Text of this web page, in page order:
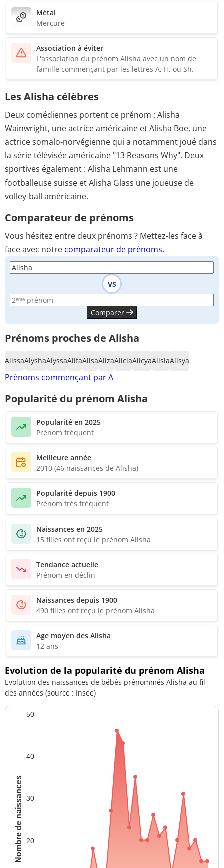
Métal
Mercure
Association à éviter
L'association du prénom Alisha avec un nom de
famille commençant par les lettres A, H, ou Sh.
Les Alisha célèbres
Deux comédiennes portent ce prénom : Alisha
Wainwright, une actrice américaine et Alisha Boe, une
actrice somalo-norvégienne qui a notamment joué dans
la série télévisée américaine "13 Reasons Why". Deux
sportives également : Alisha Lehmann est une
footballeuse suisse et Alisha Glass une joueuse de
volley-ball américaine.
Comparateur de prénoms
Vous hésitez entre deux prénoms ? Mettez-les face à
face avec notre comparateur de prénoms.
VS
Comparer
Prénoms proches de Alisha
AlissaAlyshaAlyssaAlifaAlisaAlizaAliciaAlicyaAlisiaAlisya
Prénoms commençant par A
Popularité du prénom Alisha
Popularité en 2025
Prénom fréquent
Meilleure année
2010 (46 naissances de Alisha)
Popularité depuis 1900
Prénom très fréquent
Naissances en 2025
15 filles ont reçu le prénom Alisha
Tendance actuelle
Prénom en déclin
Naissances depuis 1900
490 filles ont reçu le prénom Alisha
Age moyen des Alisha
12 ans
Evolution de la popularité du prénom Alisha
Evolution des naissances de bébés prénommés Alisha au fil
des années (source : Insee)
Nombre de naissances 20
30
40
50